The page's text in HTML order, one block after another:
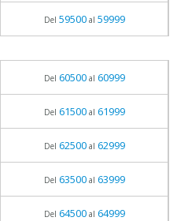
Del 59500al 59999
Del 60500al 60999
Del 61500al 61999
Del 62500al 62999
Del 63500al 63999
Del 64500al 64999